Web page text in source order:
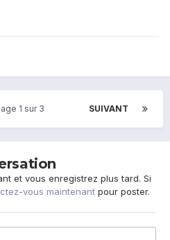
SUIVANT
1 sur 3
et vous enregistrez plus tard. Si
vous maintenant pour poster.